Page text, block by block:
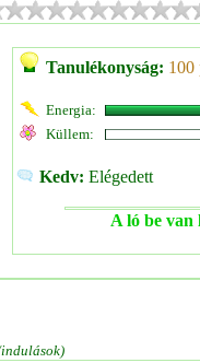
Tanulékonyság: 100
Energia:
Küllem:
Kedv: Elégedett
A ló be van